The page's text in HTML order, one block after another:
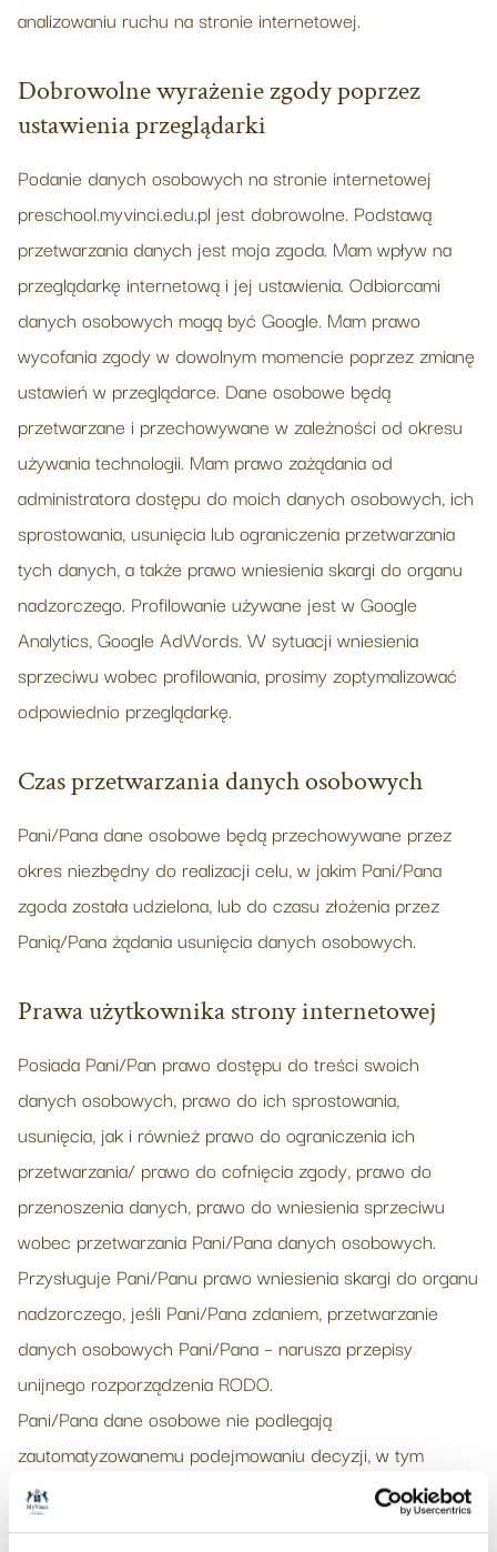
analizowaniu ruchu na stronie internetowej.
Dobrowolne wyrażenie zgody poprzez
ustawienia przeglądarki
Podanie danych osobowych na stronie internetowej
preschool.myvinci.edu.pl jest dobrowolne. Podstawą
przetwarzania danych jest moja zgoda. Mam wpływ na
przeglądarkę internetową i jej ustawienia. Odbiorcami
danych osobowych mogą być Google. Mam prawo
wycofania zgody w dowolnym momencie poprzez zmianę
ustawień w przeglądarce. Dane osobowe będą
przetwarzane i przechowywane w zależności od okresu
używania technologii. Mam prawo zażądania od
administratora dostępu do moich danych osobowych, ich
sprostowania, usunięcia lub ograniczenia przetwarzania
tych danych, a także prawo wniesienia skargi do organu
nadzorczego. Profilowanie używane jest w Google
Analytics, Google AdWords. W sytuacji wniesienia
sprzeciwu wobec profilowania, prosimy zoptymalizować
odpowiednio przeglądarkę.
Czas przetwarzania danych osobowych
Pani/Pana dane osobowe będą przechowywane przez
okres niezbędny do realizacji celu, w jakim Pani/Pana
zgoda została udzielona, lub do czasu złożenia przez
Panią/Pana żądania usunięcia danych osobowych.
Prawa użytkownika strony internetowej
Posiada Pani/Pan prawo dostępu do treści swoich
danych osobowych, prawo do ich sprostowania,
usunięcia, jak i również prawo do ograniczenia ich
przetwarzania/ prawo do cofnięcia zgody, prawo do
przenoszenia danych, prawo do wniesienia sprzeciwu
wobec przetwarzania Pani/Pana danych osobowych.
Przysługuje Pani/Panu prawo wniesienia skargi do organu
nadzorczego, jeśli Pani/Pana zdaniem, przetwarzanie
danych osobowych Pani/Pana – narusza przepisy
unijnego rozporządzenia RODO.
Pani/Pana dane osobowe nie podlegają
zautomatyzowanemu podejmowaniu decyzji, w tym
profilowaniu.